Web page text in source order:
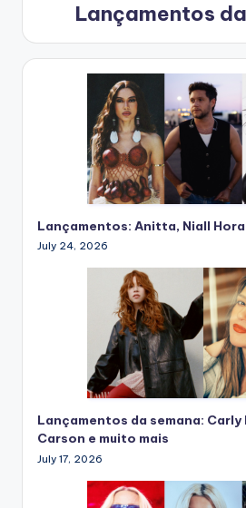
Lançamentos
Lançamentos: Anitta, Niall
July 24, 2026
Lançamentos da semana: Carly
Carson e muito mais
July 17, 2026